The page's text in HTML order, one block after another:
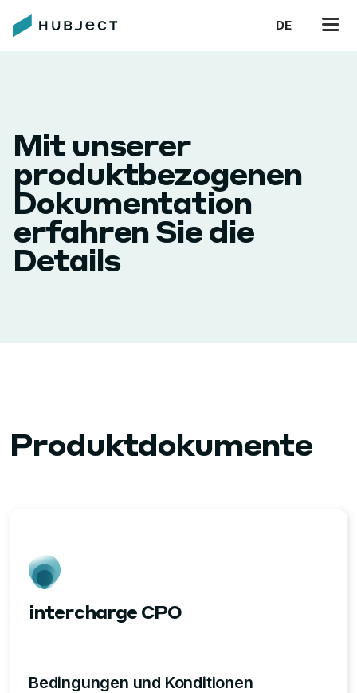
DE
Mit unserer
produktbezogenen
Dokumentation
erfahren Sie die
Details
Produktdokumente
intercharge CPO
Bedingungen und Konditionen